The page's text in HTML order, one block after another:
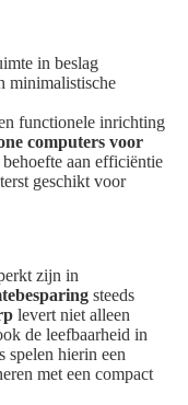
in beslag
minimalistische
functionele inrichting
computers voor
aan efficiëntie
geschikt voor
zijn in
steeds
levert niet alleen
de leefbaarheid in
spelen hierin een
met een compact